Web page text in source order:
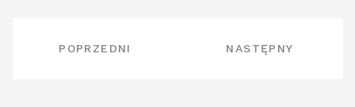
WPISUPOPRZEDNI NASTĘPNY